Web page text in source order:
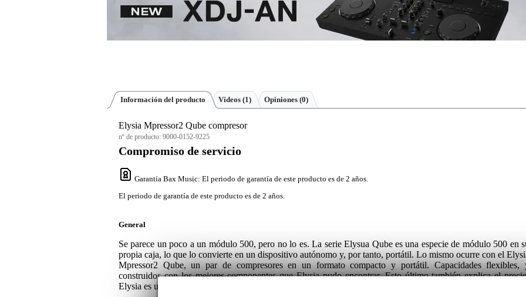
Información del producto Vídeos (1) Opiniones (0)
Elysia Mpressor2 Qube compresor
nº de producto: 9000-0152-9225
Compromiso de servicio
Garantía Bax Music: El periodo de garantía de este producto es de 2 años.
El periodo de garantía de este producto es de 2 años.
General
Se parece un poco a un módulo 500, pero no lo es. La serie Elysua Qube es una especie de módulo 500 en
propia caja, lo que lo convierte en un dispositivo autónomo y, por tanto, portátil. Lo mismo ocurre con el
Mpressor2 Qube, un par de compresores en un formato compacto y portátil. Capacidades flexibles,
construidos con los mejores componentes que Elysia pudo encontrar. Esto último también explica el
Elysia es una marca para el estudio de gama alta.